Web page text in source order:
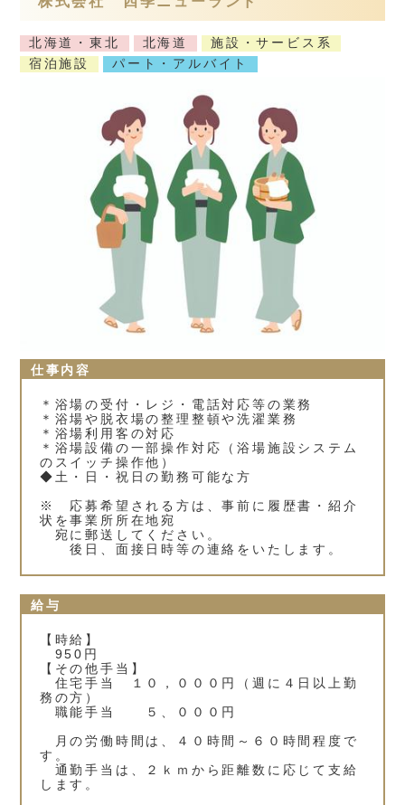
北海道・東北 北海道
施設・サービス系
宿泊施設
パート・アルバイト
仕事内容
＊浴場の受付・レジ・電話対応等の業務
＊浴場や脱衣場の整理整頓や洗濯業務
＊浴場利用客の対応
＊浴場設備の一部操作対応（浴場施設システム
のスイッチ操作他）
◆土・日・祝日の勤務可能な方
※ 応募希望される方は、事前に履歴書・紹介
状を事業所所在地宛
宛に郵送してください。
後日、面接日時等の連絡をいたします。
給与
【時給】
950円
【その他手当】
住宅手当 １０，０００円（週に４日以上勤
務の方）
職能手当 ５、０００円
月の労働時間は、４０時間～６０時間程度で
す。
通勤手当は、２ｋｍから距離数に応じて支給
します。